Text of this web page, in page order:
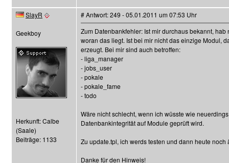
SlayR
Geekboy
Herkunft: Calbe
(Saale)
Beiträge: 1133
# Antwort: 249 - 05.01.2011 um 07:53 Uhr
Zum Datenbankfehler: Ist mir durchaus bekannt, hab
woran das liegt. Ist bei mir nicht das einzige Modul,
erzeugt. Bei mir sind auch betroffen:
- liga_manager
- jobs_user
- pokale
- pokale_fame
- todo
Wäre nicht schlecht, wenn ich wüsste wie
Datenbankintegrität auf Module geprüft wird.
Zu update.tpl, ich werds testen und dann heute noch
Danke für den Hinweis!